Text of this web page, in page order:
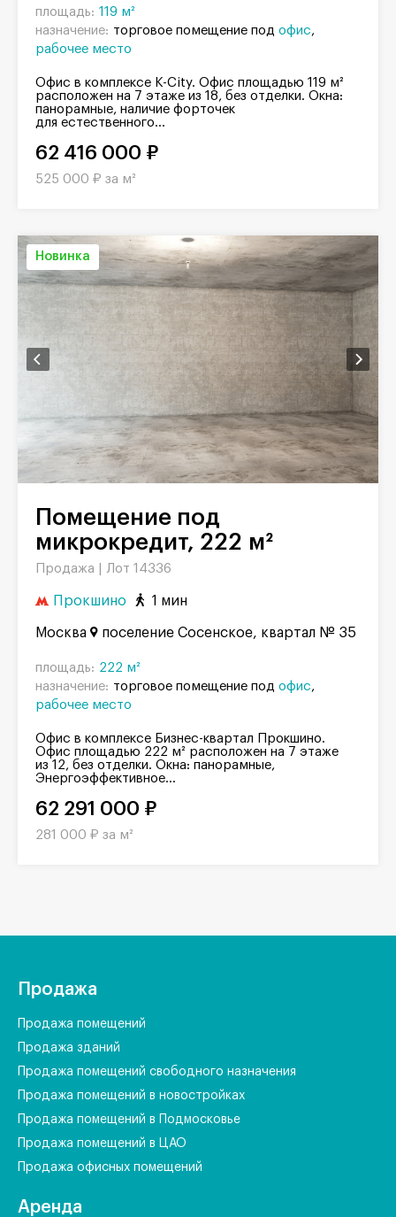
площадь: 119 м²
назначение: торговое помещение под офис
рабочее место
Офис в комплексе K-City. Офис площадью 119 м²
расположен на 7 этаже из 18, без отделки. Окна:
панорамные, наличие форточек
для естественного...
62 416 000 ₽
525 000 ₽ за м²
Новинка
Помещение под
микрокредит, 222 м²
Продажа | Лот 14336
Прокшино 1 мин
Москва поселение Сосенское, квартал № 35
площадь: 222 м²
назначение: торговое помещение под офис
рабочее место
Офис в комплексе Бизнес-квартал Прокшино.
Офис площадью 222 м² расположен на 7 этаже
из 12, без отделки. Окна: панорамные,
Энергоэффективное...
62 291 000 ₽
281 000 ₽ за м²
Продажа
Продажа помещений
Продажа зданий
Продажа помещений свободного назначения
Продажа помещений в новостройках
Продажа помещений в Подмосковье
Продажа помещений в ЦАО
Продажа офисных помещений
Аренда